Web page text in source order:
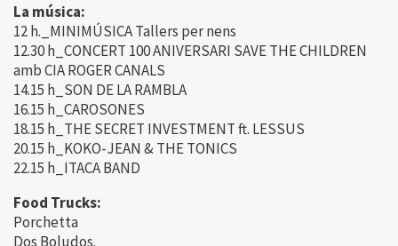
La música:
12 h._MINIMÚSICA Tallers per nens
12.30 h_CONCERT 100 ANIVERSARI SAVE THE CHILDREN
amb CIA ROGER CANALS
14.15 h_SON DE LA RAMBLA
16.15 h_CAROSONES
18.15 h_THE SECRET INVESTMENT ft. LESSUS
20.15 h_KOKO-JEAN & THE TONICS
22.15 h_ITACA BAND
Food Trucks:
Porchetta
Dos Boludos.